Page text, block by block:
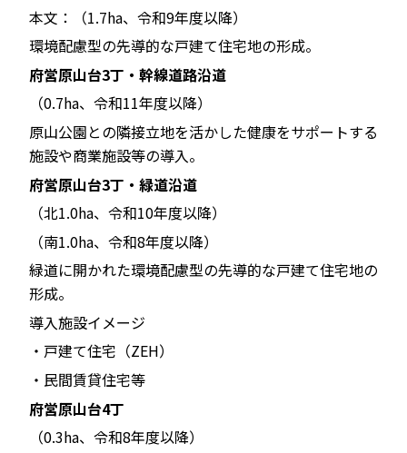
本文：（1.7ha、令和9年度以降）
環境配慮型の先導的な戸建て住宅地の形成。
府営原山台3丁・幹線道路沿道
（0.7ha、令和11年度以降）
原山公園との隣接立地を活かした健康をサポートする
施設や商業施設等の導入。
府営原山台3丁・緑道沿道
（北1.0ha、令和10年度以降）
（南1.0ha、令和8年度以降）
緑道に開かれた環境配慮型の先導的な戸建て住宅地の
形成。
導入施設イメージ
・戸建て住宅（ZEH）
・民間賃貸住宅等
府営原山台4丁
（0.3ha、令和8年度以降）